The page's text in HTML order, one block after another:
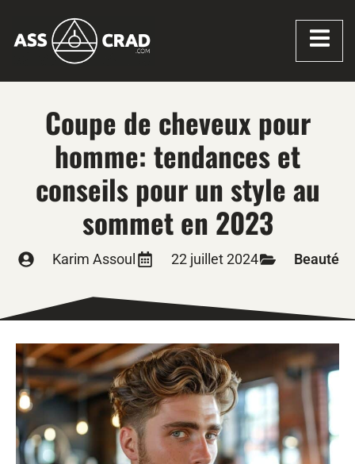
Coupe de cheveux pour
homme: tendances et
conseils pour un style au
sommet en 2023
Karim Assoul 22 juillet 2024 Beauté